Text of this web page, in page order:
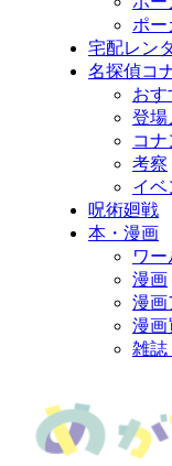
ポー
宅配レン
名探偵コ
おす
登場
コ
考察
イベ
呪術廻戦
本・漫画
ワ
漫画
漫画
漫画
雑誌